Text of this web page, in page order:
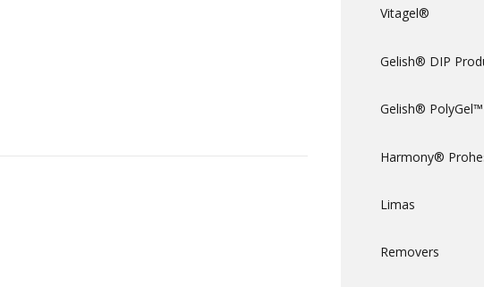
Vitagel®
Gelish® DIP
Gelish®
Harmony®
Limas
Removers